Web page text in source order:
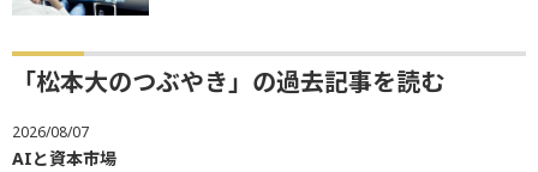
「松本大のつぶやき」の過去記事を読む
2026/08/07
AIと資本市場